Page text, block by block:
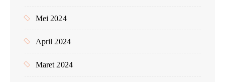
Mei 2024
April 2024
Maret 2024